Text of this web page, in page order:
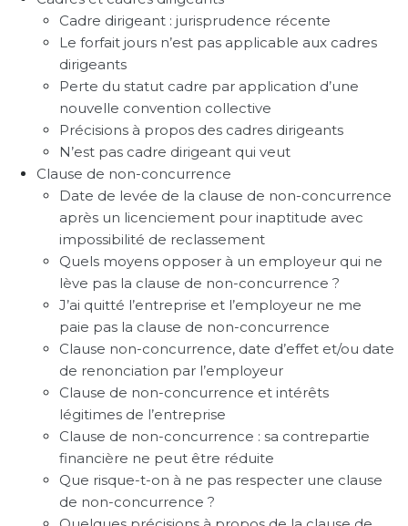
Cadre dirigeant : jurisprudence récente
Le forfait jours n’est pas applicable aux cadres
dirigeants
Perte du statut cadre par application d’une
nouvelle convention collective
Précisions à propos des cadres dirigeants
N’est pas cadre dirigeant qui veut
Clause de non-concurrence
Date de levée de la clause de non-concurrence
après un licenciement pour inaptitude avec
impossibilité de reclassement
Quels moyens opposer à un employeur qui ne
lève pas la clause de non-concurrence ?
J’ai quitté l’entreprise et l’employeur ne me
paie pas la clause de non-concurrence
Clause non-concurrence, date d’effet et/ou date
de renonciation par l’employeur
Clause de non-concurrence et intérêts
légitimes de l’entreprise
Clause de non-concurrence : sa contrepartie
financière ne peut être réduite
Que risque-t-on à ne pas respecter une clause
de non-concurrence ?